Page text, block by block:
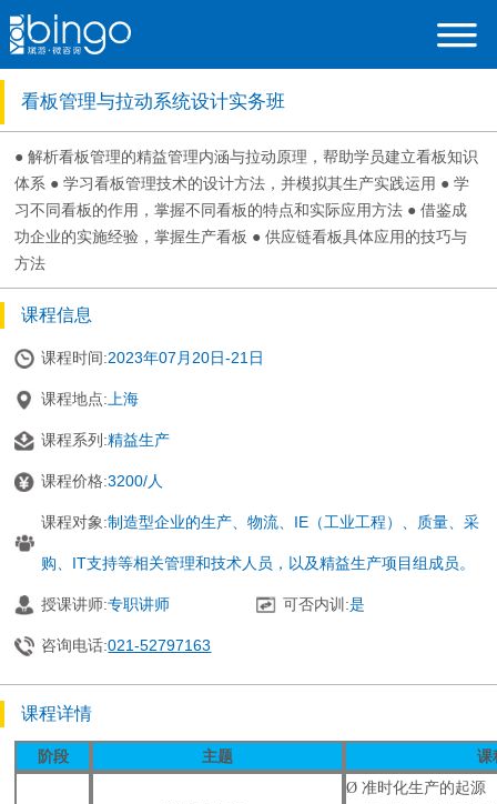
看板管理与拉动系统设计实务班
● 解析看板管理的精益管理内涵与拉动原理，帮助学员建立看板知识
体系 ● 学习看板管理技术的设计方法，并模拟其生产实践运用 ● 学
习不同看板的作用，掌握不同看板的特点和实际应用方法 ● 借鉴成
功企业的实施经验，掌握生产看板 ● 供应链看板具体应用的技巧与
方法
课程信息
课程时间:2023年07月20日-21日
课程地点: 上海
课程系列:精益生产
课程价格:3200/人
课程对象:制造型企业的生产、物流、IE（工业工程）、质量、采
购、IT支持等相关管理和技术人员，以及精益生产项目组成员。
授课讲师:专职讲师 可否内训:是
咨询电话:021-52797163
课程详情
阶段 主题 课
Ø 准时化生产的起源